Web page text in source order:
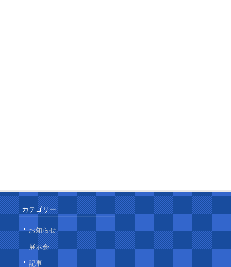
カテゴリー
お知らせ
展示会
記事